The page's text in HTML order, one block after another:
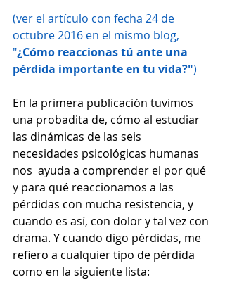
(ver el artículo con fecha 24 de
octubre 2016 en el mismo blog,
"¿Cómo reaccionas tú ante una
pérdida importante en tu vida?")
En la primera publicación tuvimos
una probadita de, cómo al estudiar
las dinámicas de las seis
necesidades psicológicas humanas
nos  ayuda a comprender el por qué
y para qué reaccionamos a las
pérdidas con mucha resistencia, y
cuando es así, con dolor y tal vez con
drama. Y cuando digo pérdidas, me
refiero a cualquier tipo de pérdida
como en la siguiente lista: